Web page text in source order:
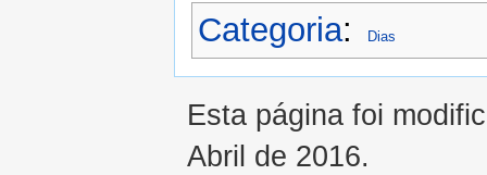
Categoria: Dias
Esta página foi
Abril de 2016.